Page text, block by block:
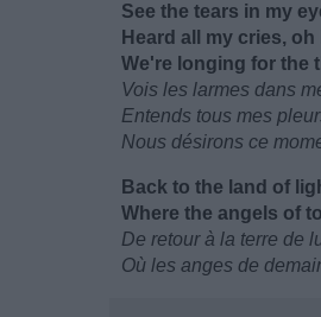
See the tears in my
Heard all my cries, oh
We're longing for the
Vois les larmes dans
Entends tous mes
Nous désirons ce
Back to the land of
Where the angels of
De retour à la terre de
Où les anges de